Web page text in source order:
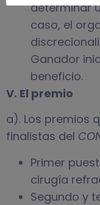
determinar
caso, el
Ganador
beneficio.
V. El premio
a). Los premios
finalistas del
Primer
cirugía
Segundo y